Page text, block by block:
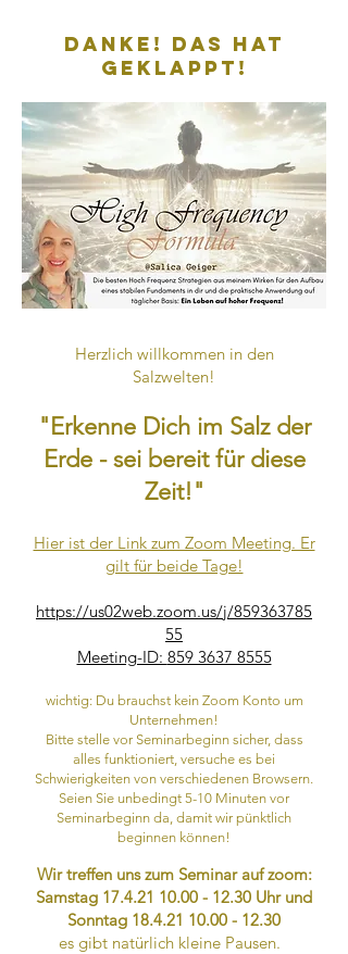
Danke! Das hat
geklappt!
Herzlich willkommen in den
Salzwelten!
"Erkenne Dich im Salz der
Erde - sei bereit für diese
Zeit!"
Hier ist der Link zum Zoom Meeting. Er
gilt für beide Tage!
https://us02web.zoom.us/j/859363785
55
Meeting-ID: 859 3637 8555
wichtig: Du brauchst kein Zoom Konto um
Unternehmen!
Bitte stelle vor Seminarbeginn sicher, dass
alles funktioniert, versuche es bei
Schwierigkeiten von verschiedenen Browsern.
Seien Sie unbedingt 5-10 Minuten vor
Seminarbeginn da, damit wir pünktlich
beginnen können!
Wir treffen uns zum Seminar auf zoom:
Samstag 17.4.21 10.00 - 12.30 Uhr und
Sonntag 18.4.21 10.00 - 12.30
es gibt natürlich kleine Pausen.